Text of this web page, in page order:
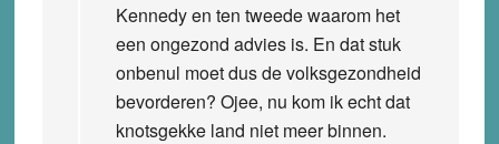
Kennedy en ten tweede waarom het
een ongezond advies is. En dat stuk
onbenul moet dus de volksgezondheid
bevorderen? Ojee, nu kom ik echt dat
knotsgekke land niet meer binnen.